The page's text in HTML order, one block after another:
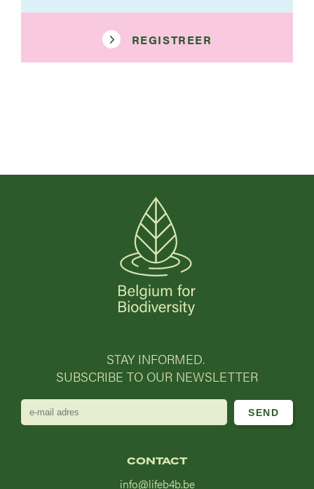
REGISTREER
STAY INFORMED.
SUBSCRIBE TO OUR NEWSLETTER
e-
mail
CONTACT
info@lifeb4b.be